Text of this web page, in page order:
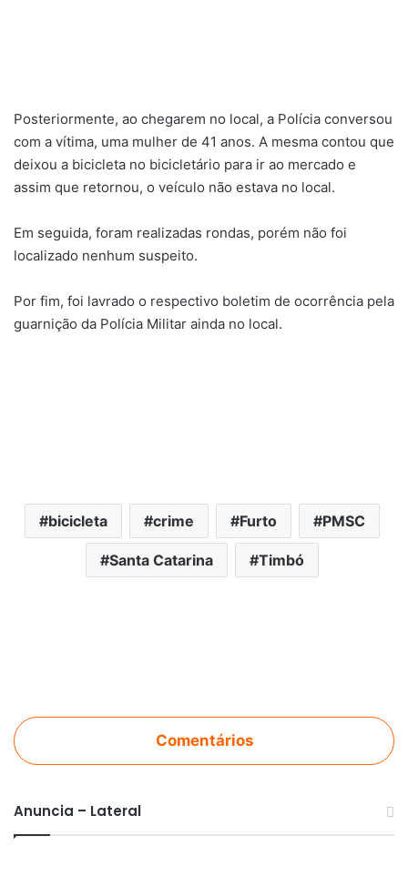
Posteriormente, ao chegarem no local, a Polícia conversou
com a vítima, uma mulher de 41 anos. A mesma contou que
deixou a bicicleta no bicicletário para ir ao mercado e
assim que retornou, o veículo não estava no local.
Em seguida, foram realizadas rondas, porém não foi
localizado nenhum suspeito.
Por fim, foi lavrado o respectivo boletim de ocorrência pela
guarnição da Polícia Militar ainda no local.
bicicleta crime Furto PMSC
Santa Catarina Timbó
Comentários
Anuncia – Lateral